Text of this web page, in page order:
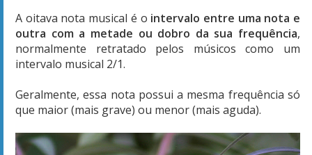
A oitava nota musical é o intervalo entre uma nota e
outra com a metade ou dobro da sua frequência,
normalmente retratado pelos músicos como um
intervalo musical 2/1.
Geralmente, essa nota possui a mesma frequência só
que maior (mais grave) ou menor (mais aguda).